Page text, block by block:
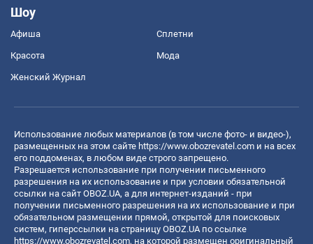
Шоу
Афиша Сплетни
Красота Мода
Женский Журнал
Использование любых материалов (в том числе фото- и видео-),
размещенных на этом сайте https://www.obozrevatel.com и на всех
его поддоменах, в любом виде строго запрещено.
Разрешается использование при получении письменного
разрешения на их использование и при условии обязательной
ссылки на сайт OBOZ.UA, а для интернет-изданий - при
получении письменного разрешения на их использование и при
обязательном размещении прямой, открытой для поисковых
систем, гиперссылки на страницу OBOZ.UA по ссылке
https://www.obozrevatel.com, на которой размещен оригинальный